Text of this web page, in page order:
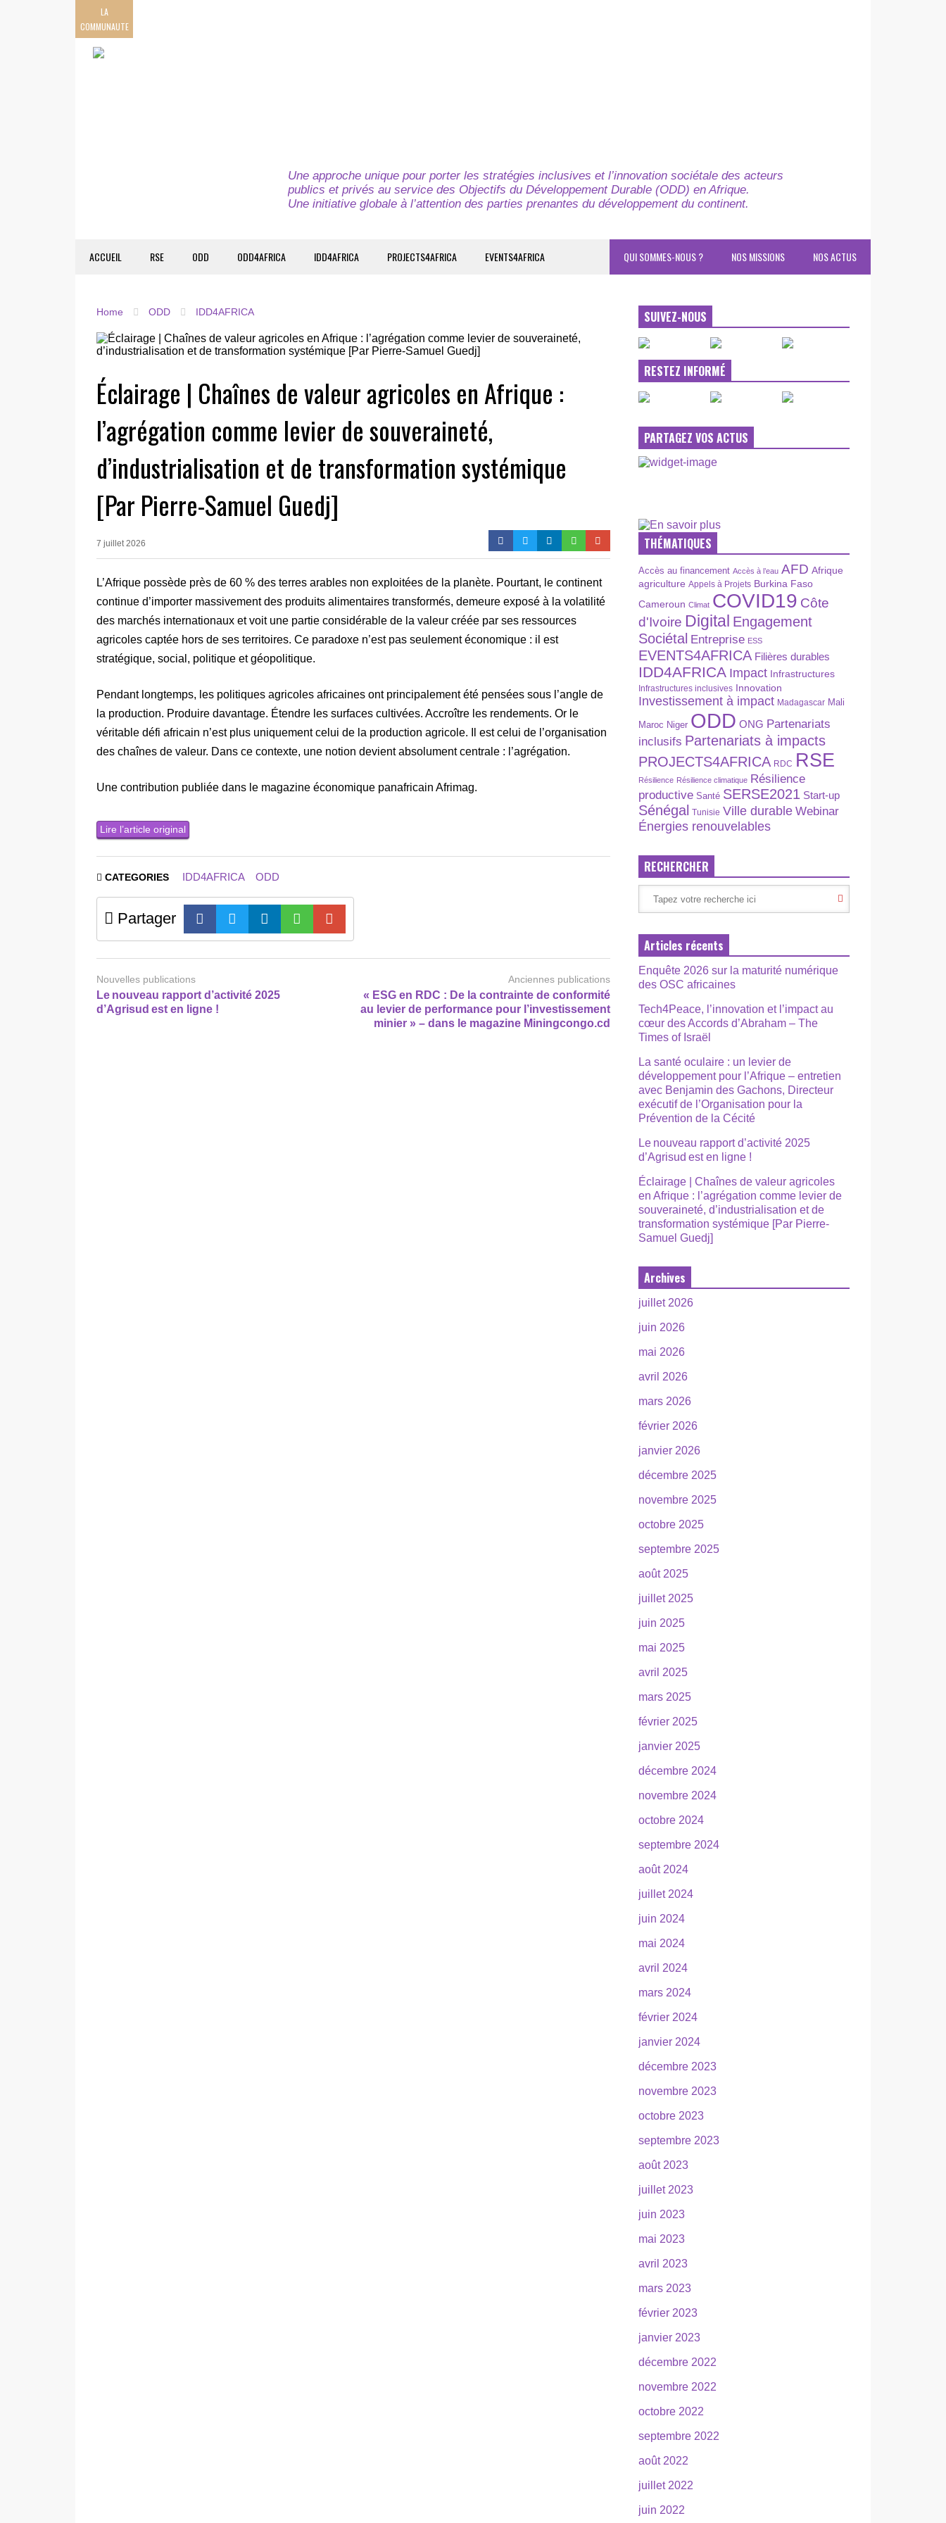
LA
COMMUNAUTE
Une approche unique pour porter les stratégies inclusives et l’innovation sociétale des acteurs
publics et privés au service des Objectifs du Développement Durable (ODD) en Afrique.
Une initiative globale à l’attention des parties prenantes du développement du continent.
ACCUEIL RSE ODD ODD4AFRICA IDD4AFRICA PROJECTS4AFRICA EVENTS4AFRICA NOS ACTUS
NOS MISSIONS
QUI SOMMES-NOUS ?
Home ODD IDD4AFRICA
Éclairage | Chaînes de valeur agricoles en Afrique :
l’agrégation comme levier de souveraineté,
d’industrialisation et de transformation systémique
[Par Pierre-Samuel Guedj]
7 juillet 2026
L’Afrique possède près de 60 % des terres arables non exploitées de la planète. Pourtant, le continent
continue d’importer massivement des produits alimentaires transformés, demeure exposé à la volatilité
des marchés internationaux et voit une partie considérable de la valeur créée par ses ressources
agricoles captée hors de ses territoires. Ce paradoxe n’est pas seulement économique : il est
stratégique, social, politique et géopolitique.
Pendant longtemps, les politiques agricoles africaines ont principalement été pensées sous l’angle de
la production. Produire davantage. Étendre les surfaces cultivées. Accroître les rendements. Or le
véritable défi africain n’est plus uniquement celui de la production agricole. Il est celui de l’organisation
des chaînes de valeur. Dans ce contexte, une notion devient absolument centrale : l’agrégation.
Une contribution publiée dans le magazine économique panafricain Afrimag.
Lire l’article original
CATEGORIES IDD4AFRICA ODD
Partager
Nouvelles publications
Le nouveau rapport d’activité 2025
d’Agrisud est en ligne !
Anciennes publications
« ESG en RDC : De la contrainte de conformité
au levier de performance pour l’investissement
minier » – dans le magazine Miningcongo.cd
SUIVEZ-NOUS
RESTEZ INFORMÉ
PARTAGEZ VOS ACTUS
THÉMATIQUES
Accès au financement Accès à l’eau AFD Afrique
agriculture Appels à Projets Burkina Faso
Cameroun Climat COVID19 Côte
d'Ivoire Digital Engagement
Sociétal Entreprise ESS
EVENTS4AFRICA Filières durables
IDD4AFRICA Impact Infrastructures
Infrastructures inclusives Innovation
Investissement à impact Madagascar Mali
Maroc Niger ODD ONG Partenariats
inclusifs Partenariats à impacts
PROJECTS4AFRICA RDC RSE
Résilience Résilience climatique Résilience
productive Santé SERSE2021 Start-up
Sénégal Tunisie Ville durable Webinar
Énergies renouvelables
RECHERCHER
Articles récents
Enquête 2026 sur la maturité numérique
des OSC africaines
Tech4Peace, l’innovation et l’impact au
cœur des Accords d’Abraham – The
Times of Israël
La santé oculaire : un levier de
développement pour l’Afrique – entretien
avec Benjamin des Gachons, Directeur
exécutif de l’Organisation pour la
Prévention de la Cécité
Le nouveau rapport d’activité 2025
d’Agrisud est en ligne !
Éclairage | Chaînes de valeur agricoles
en Afrique : l’agrégation comme levier de
souveraineté, d’industrialisation et de
transformation systémique [Par Pierre-
Samuel Guedj]
Archives
juillet 2026
juin 2026
mai 2026
avril 2026
mars 2026
février 2026
janvier 2026
décembre 2025
novembre 2025
octobre 2025
septembre 2025
août 2025
juillet 2025
juin 2025
mai 2025
avril 2025
mars 2025
février 2025
janvier 2025
décembre 2024
novembre 2024
octobre 2024
septembre 2024
août 2024
juillet 2024
juin 2024
mai 2024
avril 2024
mars 2024
février 2024
janvier 2024
décembre 2023
novembre 2023
octobre 2023
septembre 2023
août 2023
juillet 2023
juin 2023
mai 2023
avril 2023
mars 2023
février 2023
janvier 2023
décembre 2022
novembre 2022
octobre 2022
septembre 2022
août 2022
juillet 2022
juin 2022